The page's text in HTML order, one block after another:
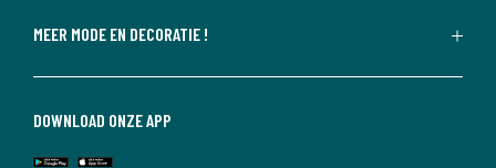
MEER MODE EN DECORATIE !
DOWNLOAD ONZE APP